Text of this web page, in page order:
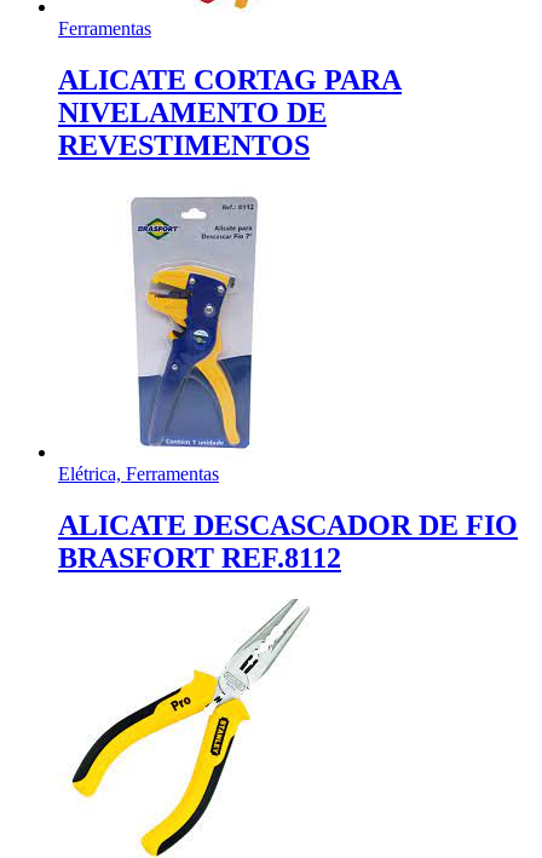
Ferramentas
ALICATE CORTAG PARA
NIVELAMENTO DE
REVESTIMENTOS
Elétrica, Ferramentas
ALICATE DESCASCADOR DE FIO
BRASFORT REF.8112